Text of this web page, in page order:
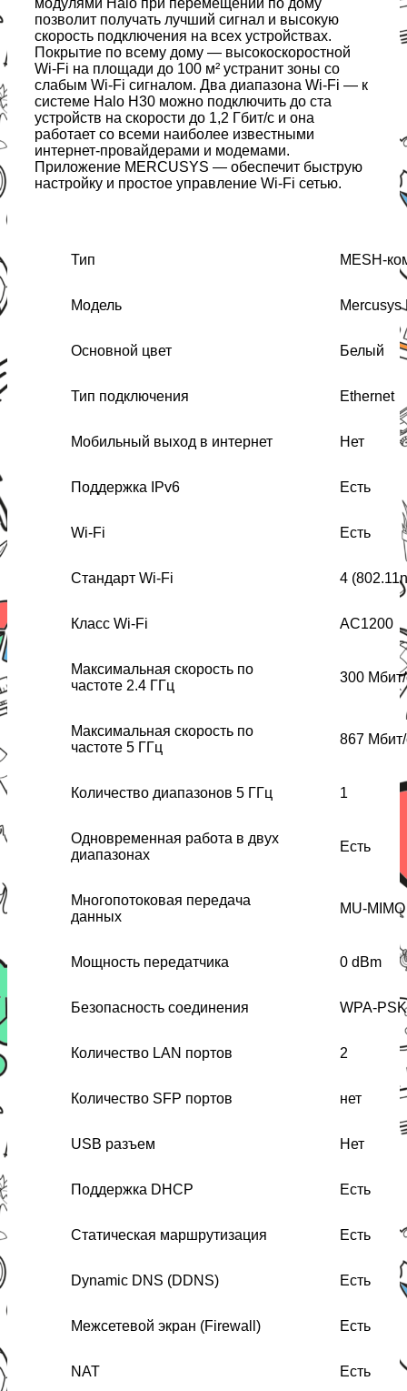
модулями Halo при перемещении по дому
позволит получать лучший сигнал и высокую
скорость подключения на всех устройствах.
Покрытие по всему дому — высокоскоростной
Wi-Fi на площади до 100 м² устранит зоны со
слабым Wi-Fi сигналом. Два диапазона Wi-Fi — к
системе Halo H30 можно подключить до ста
устройств на скорости до 1,2 Гбит/с и она
работает со всеми наиболее известными
интернет-провайдерами и модемами.
Приложение MERCUSYS — обеспечит быструю
настройку и простое управление Wi-Fi сетью.
Тип MESH-
Модель Mercusys
Основной цвет Белый
Тип подключения Ethernet
Мобильный выход в интернет Нет
Поддержка IPv6 Есть
Wi-Fi Есть
Стандарт Wi-Fi 4
Класс Wi-Fi AC1200
Максимальная скорость по
частоте 2.4 ГГц
300
Максимальная скорость по
частоте 5 ГГц
867
Количество диапазонов 5 ГГц 1
Одновременная работа в двух
диапазонах
Есть
Многопотоковая передача
данных
MU-MIMO
Мощность передатчика 0 dBm
Безопасность соединения WPA-
Количество LAN портов 2
Количество SFP портов нет
USB разъем Нет
Поддержка DHCP Есть
Статическая маршрутизация Есть
Dynamic DNS (DDNS) Есть
Межсетевой экран (Firewall) Есть
NAT Есть